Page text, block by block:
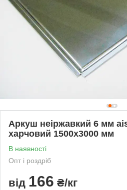
Аркуш неіржавкий 6 мм
харчовий 1500х3000 мм
В наявності
Опт і роздріб
від 166 ₴/кг